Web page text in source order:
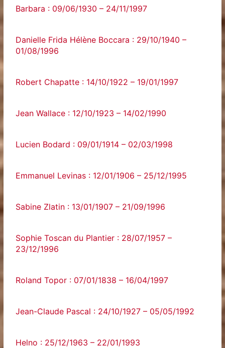
Barbara : 09/06/1930 – 24/11/1997
Danielle Frida Hélène Boccara : 29/10/1940 –
01/08/1996
Robert Chapatte : 14/10/1922 – 19/01/1997
Jean Wallace : 12/10/1923 – 14/02/1990
Lucien Bodard : 09/01/1914 – 02/03/1998
Emmanuel Levinas : 12/01/1906 – 25/12/1995
Sabine Zlatin : 13/01/1907 – 21/09/1996
Sophie Toscan du Plantier : 28/07/1957 –
23/12/1996
Roland Topor : 07/01/1838 – 16/04/1997
Jean-Claude Pascal : 24/10/1927 – 05/05/1992
Helno : 25/12/1963 – 22/01/1993